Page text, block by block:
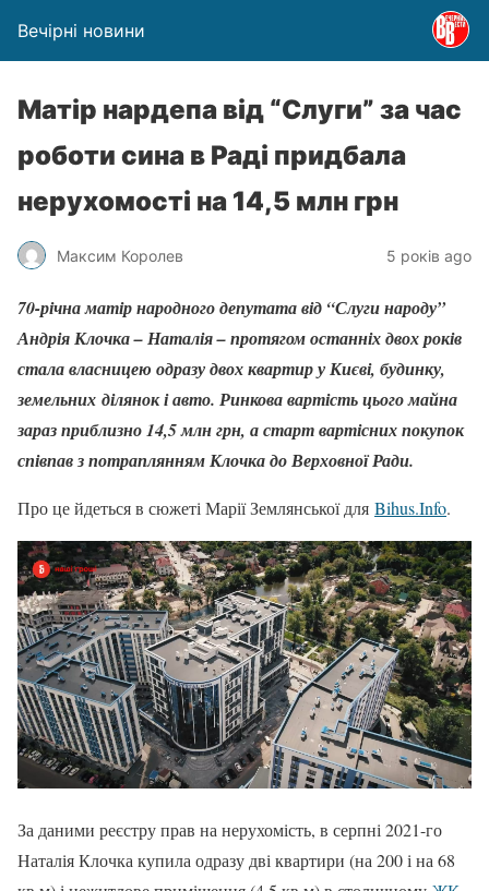
Вечірні новини
Матір нардепа від “Слуги” за час
роботи сина в Раді придбала
нерухомості на 14,5 млн грн
Максим Королев 5 років ago
70-річна матір народного депутата від “Слуги народу”
Андрія Клочка – Наталія – протягом останніх двох років
стала власницею одразу двох квартир у Києві, будинку,
земельних ділянок і авто. Ринкова вартість цього майна
зараз приблизно 14,5 млн грн, а старт вартісних покупок
співпав з потраплянням Клочка до Верховної Ради.
Про це йдеться в сюжеті Марії Землянської для Bihus.Info.
За даними реєстру прав на нерухомість, в серпні 2021-го
Наталія Клочка купила одразу дві квартири (на 200 і на 68